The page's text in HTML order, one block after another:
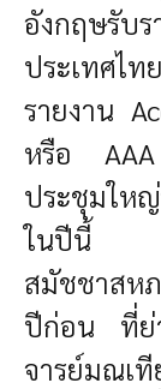
อังกฤษรับ
ประเทศไ
รายงาน
หรือ AAA
ประชุมให
ในปีนี้ กา
สมัชชาสห
ปีก่อน ที่ย่
จารย์มณเ